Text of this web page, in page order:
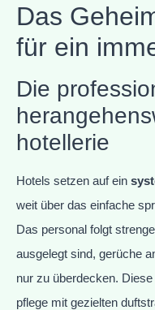
Das
für ein
Die
hotellerie
Hotels setzen auf ein
weit über das einfache
Das personal folgt
ausgelegt sind, gerüche
nur zu überdecken.
pflege mit gezielten